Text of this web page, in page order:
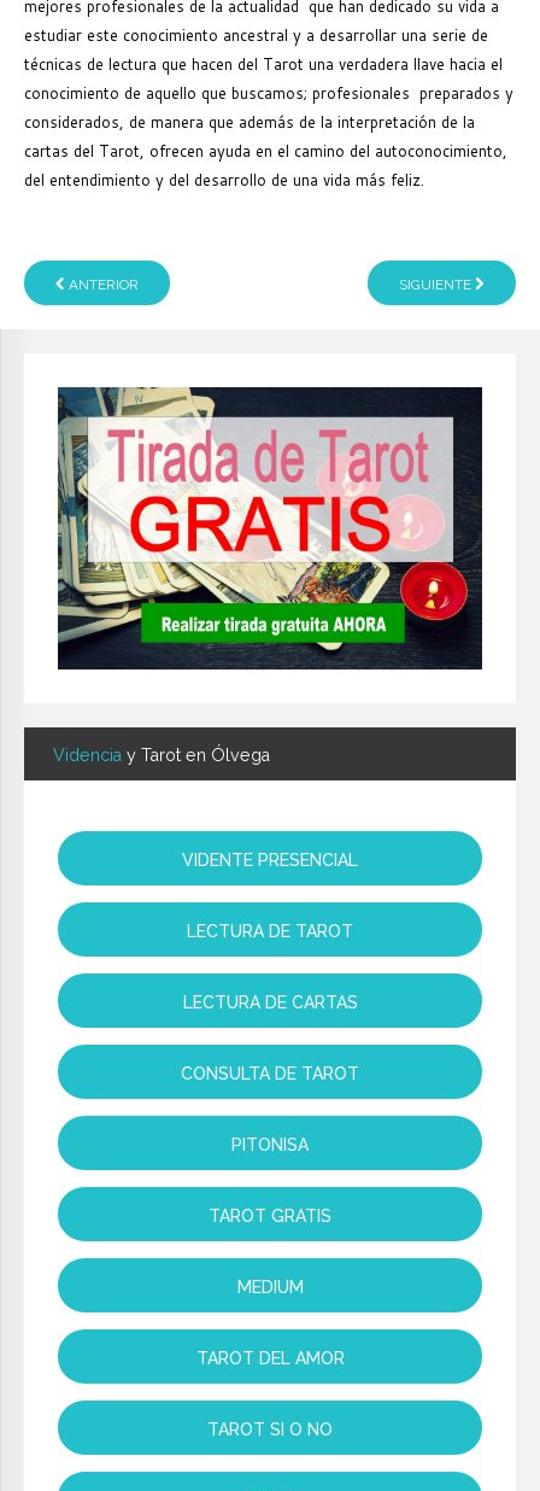
mejores profesionales de la actualidad que han dedicado su vida a
estudiar este conocimiento ancestral y a desarrollar una serie de
técnicas de lectura que hacen del Tarot una verdadera llave hacia el
conocimiento de aquello que buscamos; profesionales preparados y
considerados, de manera que además de la interpretación de la
cartas del Tarot, ofrecen ayuda en el camino del autoconocimiento,
del entendimiento y del desarrollo de una vida más feliz.
ANTERIOR SIGUIENTE
Videncia y Tarot en Ólvega
VIDENTE PRESENCIAL
LECTURA DE TAROT
LECTURA DE CARTAS
CONSULTA DE TAROT
PITONISA
TAROT GRATIS
MEDIUM
TAROT DEL AMOR
TAROT SI O NO